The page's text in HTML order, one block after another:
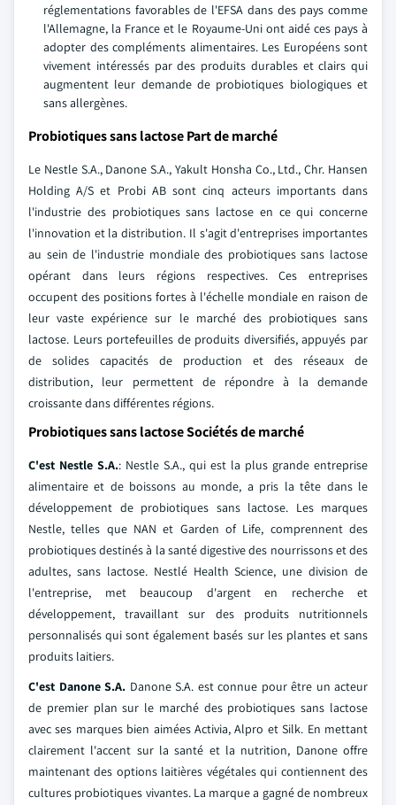
réglementations favorables de l'EFSA dans des pays comme
l'Allemagne, la France et le Royaume-Uni ont aidé ces pays à
adopter des compléments alimentaires. Les Européens sont
vivement intéressés par des produits durables et clairs qui
augmentent leur demande de probiotiques biologiques et
sans allergènes.
Probiotiques sans lactose Part de marché
Le Nestle S.A., Danone S.A., Yakult Honsha Co., Ltd., Chr. Hansen
Holding A/S et Probi AB sont cinq acteurs importants dans
l'industrie des probiotiques sans lactose en ce qui concerne
l'innovation et la distribution. Il s'agit d'entreprises importantes
au sein de l'industrie mondiale des probiotiques sans lactose
opérant dans leurs régions respectives. Ces entreprises
occupent des positions fortes à l'échelle mondiale en raison de
leur vaste expérience sur le marché des probiotiques sans
lactose. Leurs portefeuilles de produits diversifiés, appuyés par
de solides capacités de production et des réseaux de
distribution, leur permettent de répondre à la demande
croissante dans différentes régions.
Probiotiques sans lactose Sociétés de marché
C'est Nestle S.A.: Nestle S.A., qui est la plus grande entreprise
alimentaire et de boissons au monde, a pris la tête dans le
développement de probiotiques sans lactose. Les marques
Nestle, telles que NAN et Garden of Life, comprennent des
probiotiques destinés à la santé digestive des nourrissons et des
adultes, sans lactose. Nestlé Health Science, une division de
l'entreprise, met beaucoup d'argent en recherche et
développement, travaillant sur des produits nutritionnels
personnalisés qui sont également basés sur les plantes et sans
produits laitiers.
C'est Danone S.A. Danone S.A. est connue pour être un acteur
de premier plan sur le marché des probiotiques sans lactose
avec ses marques bien aimées Activia, Alpro et Silk. En mettant
clairement l'accent sur la santé et la nutrition, Danone offre
maintenant des options laitières végétales qui contiennent des
cultures probiotiques vivantes. La marque a gagné de nombreux